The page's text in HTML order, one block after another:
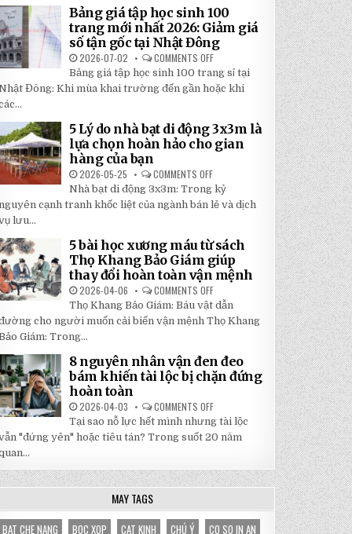
IN
HÌNH
THEO
YÊU
CẦU
CHẤT
CAO,
GIÁ
RẺ
Bảng giá tập học sinh 100
trang mới nhất 2026: Giảm giá
số tận gốc tại Nhật Đông
2026-07-02 COMMENTS OFF
BẢNG
GIÁ
TẬP
HỌC
TRANG
MỚI
NHẤT
2026:
TẬN
GỐC
TẠI
Bảng giá tập học sinh 100 trang sỉ tại
Đông: Khi mùa khai trường đến gần hoặc khi
5 Lý do nhà bạt di động 3x3m là
lựa chọn hoàn hảo cho gian
hàng của bạn
2026-05-25 COMMENTS OFF
5
LÝ
DO
NHÀ
ĐỘNG
3X3M
LÀ
LỰA
CHỌN
HOÀN
HẢO
CHO
GIAN
HÀNG
Nhà bạt di động 3x3m: Trong kỷ
cạnh tranh khốc liệt của ngành bán lẻ và dịch
lưu...
5 bài học xương máu từ sách
Thọ Khang Bảo Giám giúp
thay đổi hoàn toàn vận mệnh
2026-04-06 COMMENTS OFF
5
BÀI
HỌC
XƯƠNG
SÁCH
THỌ
KHANG
BẢO
ĐỔI
HOÀN
TOÀN
Thọ Khang Bảo Giám: Báu vật dẫn
cho người muốn cải biến vận mệnh Thọ Khang
Giám: Trong...
8 nguyên nhân vận đen đeo
bám khiến tài lộc bị chặn đứng
hoàn toàn
2026-04-03 COMMENTS OFF
NGUYÊN
NHÂN
VẬN
BÁM
KHIẾN
TÀI
BỊ
CHẶN
ĐỨNG
Tại sao nỗ lực hết mình nhưng tài lộc
"đứng yên" hoặc tiêu tán? Trong suốt 20 năm
MAY TAGS
BAT CHE NANG BOC XOP CAT KINH CHÚ Ý
CO SO IN AN